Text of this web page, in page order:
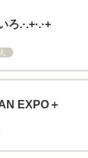
.·.+·.·+
EXPO＋​